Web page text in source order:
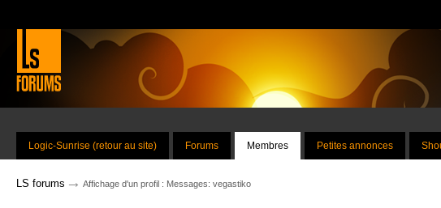
Logic-Sunrise (retour au site) Forums Membres Petites annonces
LS forums → Affichage d'un profil : Messages: vegastiko